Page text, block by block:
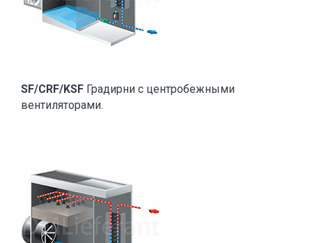
SF/CRF/KSF Градирни с центробежными
вентиляторами.